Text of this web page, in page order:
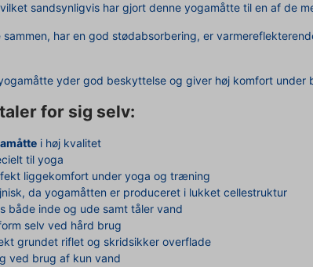
sandsynligvis har gjort denne yogamåtte til en af de
sammen, har en god stødabsorbering, er
yder god beskyttelse og giver høj komfort
for sig selv:
i høj kvalitet
til yoga
liggekomfort under yoga og træning
da yogamåtten er produceret i lukket cellestruktur
både inde og ude samt tåler vand
selv ved hård brug
grundet riflet og skridsikker overflade
ved brug af kun vand